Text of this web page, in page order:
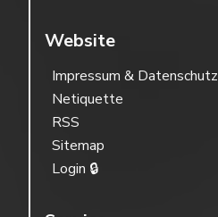
Website
Impressum & Datenschutz
Netiquette
RSS
Sitemap
Login 🔒